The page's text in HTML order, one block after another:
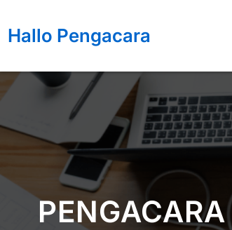
konten
Hallo Pengacara